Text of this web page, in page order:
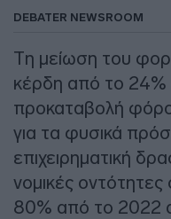
DEBATER NEWSROOM
Τη μείωση του
κέρδη από το 24%
προκαταβολή
για τα φυσικά
επιχειρηματική
νομικές
80% από το 2022